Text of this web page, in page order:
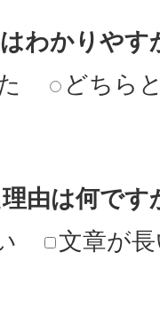
わかりやす
どちら
由は何です
文章が